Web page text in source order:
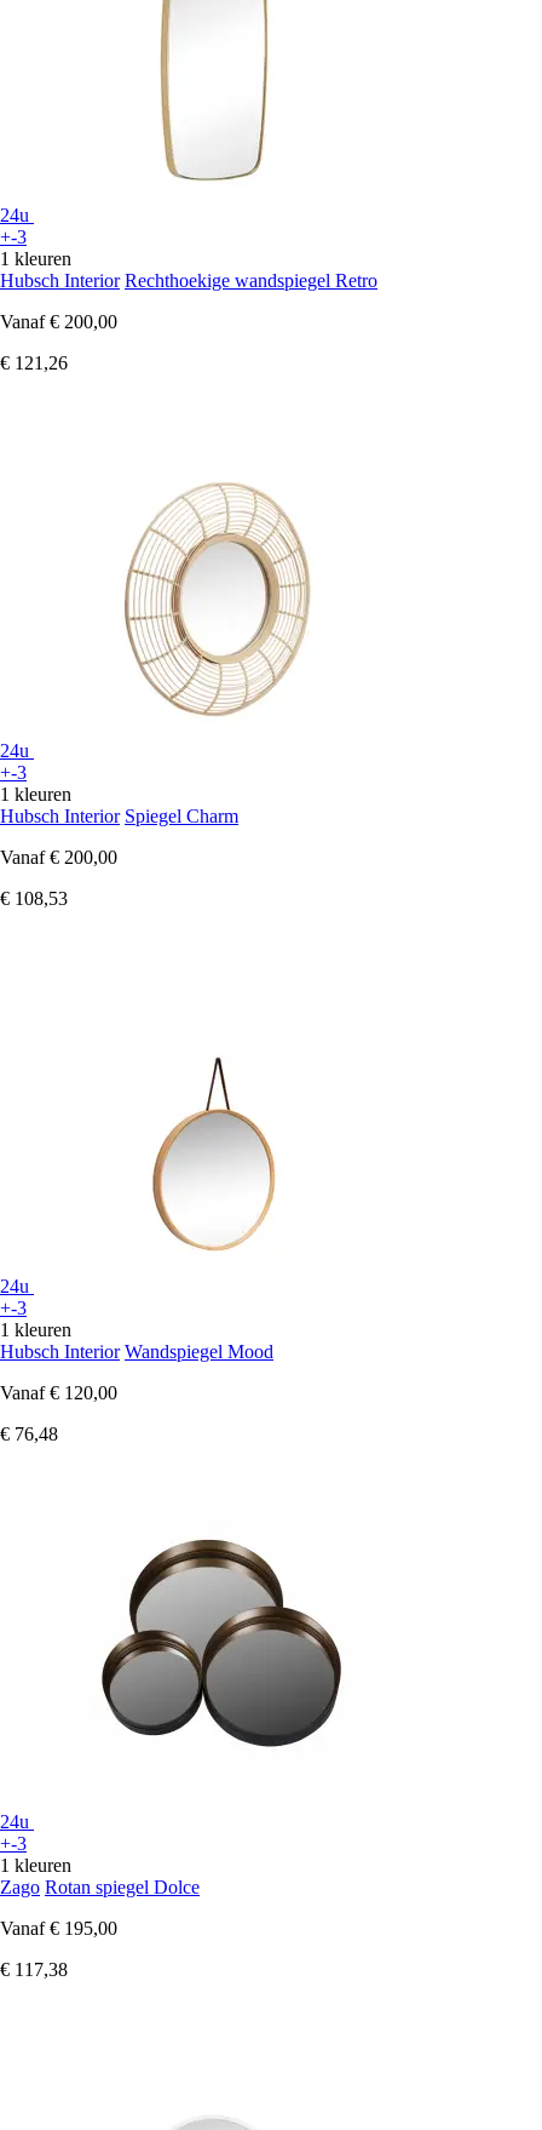
24u
+-3
1 kleuren
Hubsch Interior Rechthoekige wandspiegel Retro
Vanaf € 200,00
€ 121,26
24u
+-3
1 kleuren
Hubsch Interior Spiegel Charm
Vanaf € 200,00
€ 108,53
24u
+-3
1 kleuren
Hubsch Interior Wandspiegel Mood
Vanaf € 120,00
€ 76,48
24u
+-3
1 kleuren
Zago Rotan spiegel Dolce
Vanaf € 195,00
€ 117,38